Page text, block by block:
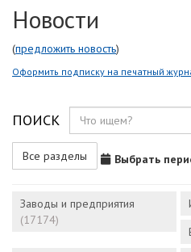
Новости
(предложить новость)
Оформить подписку на печатный
ПОИСК
Все разделы Выбрать
Заводы и предприятия
(17174)